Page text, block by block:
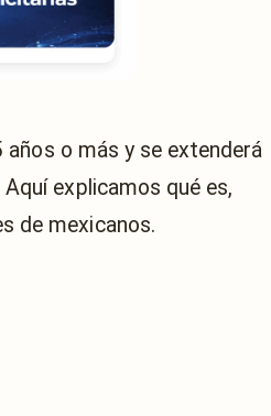
o más y se extenderá
explicamos qué es,
de mexicanos.